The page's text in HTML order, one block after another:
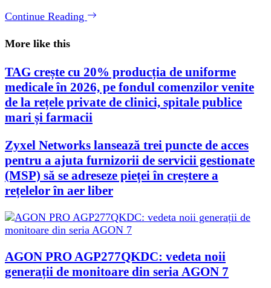
Continue Reading
More like this
TAG crește cu 20% producția de uniforme
medicale în 2026, pe fondul comenzilor venite
de la rețele private de clinici, spitale publice
mari și farmacii
Zyxel Networks lansează trei puncte de acces
pentru a ajuta furnizorii de servicii gestionate
(MSP) să se adreseze pieței în creștere a
rețelelor în aer liber
AGON PRO AGP277QKDC: vedeta noii
generații de monitoare din seria AGON 7